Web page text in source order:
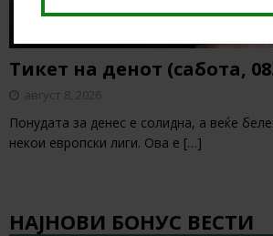
Тикет на денот (сабота,
август 8, 2026
Понудата за денес е солидна, а веќе
некои европски лиги. Ова е […]
НАЈНОВИ БОНУС ВЕСТИ